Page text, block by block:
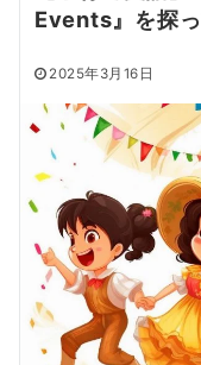
Events』を探っ
2025年3月16日